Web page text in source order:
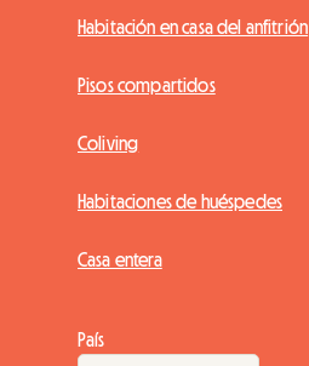
Habitación en casa del anfitrión
Pisos compartidos
Coliving
Habitaciones de huéspedes
Casa entera
País